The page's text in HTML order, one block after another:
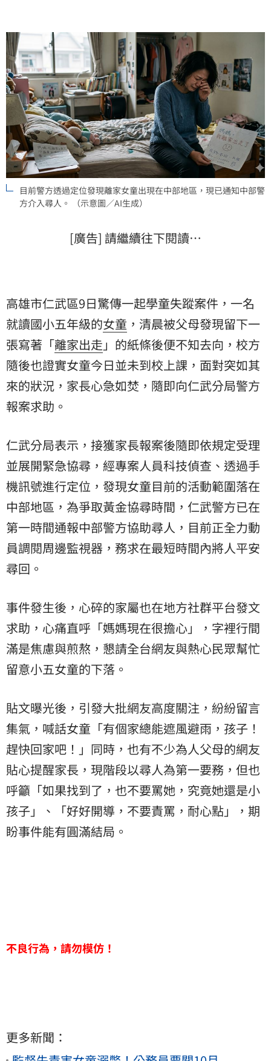
目前警方透過定位發現離家女童出現在中部地區，現已通知中部警
方介入尋人。 （示意圖／AI生成）
[廣告] 請繼續往下閱讀…
高雄市仁武區9日驚傳一起學童失蹤案件，一名
就讀國小五年級的女童 ，清晨被父母發現留下一
張寫著「離家出走 」的紙條後便不知去向，校方
隨後也證實女童今日並未到校上課，面對突如其
來的狀況，家長心急如焚，隨即向仁武分局警方
報案求助。
仁武分局表示，接獲家長報案後隨即依規定受理
並展開緊急協尋，經專案人員科技偵查、透過手
機訊號進行定位，發現女童目前的活動範圍落在
中部地區，為爭取黃金協尋時間，仁武警方已在
第一時間通報中部警方協助尋人，目前正全力動
員調閱周邊監視器，務求在最短時間內將人平安
尋回。
事件發生後，心碎的家屬也在地方社群平台發文
求助，心痛直呼「媽媽現在很擔心」，字裡行間
滿是焦慮與煎熬，懇請全台網友與熱心民眾幫忙
留意小五女童的下落。
貼文曝光後，引發大批網友高度關注，紛紛留言
集氣，喊話女童「有個家總能遮風避雨，孩子！
趕快回家吧！」同時，也有不少為人父母的網友
貼心提醒家長，現階段以尋人為第一要務，但也
呼籲「如果找到了，也不要罵她，究竟她還是小
孩子」、「好好開導，不要責罵，耐心點」，期
盼事件能有圓滿結局。
不良行為，請勿模仿！
更多新聞：